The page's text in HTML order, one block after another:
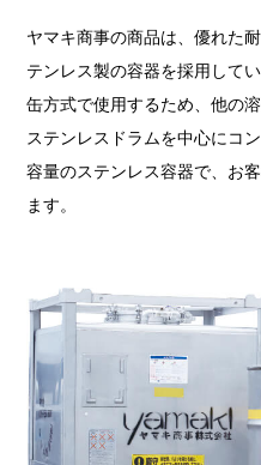
ヤマキ商事の商品は、優れた
テンレス製の容器を採用して
缶方式で使用するため、他の
ステンレスドラムを中心にコ
容量のステンレス容器で、お
ます。